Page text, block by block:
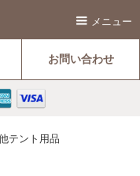
メニュー
お問い合わせ
テント用品